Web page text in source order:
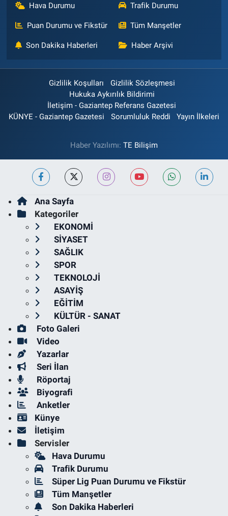
Hava Durumu Trafik Durumu
Puan Durumu ve Fikstür Tüm Manşetler
Son Dakika Haberleri Haber Arşivi
Gizlilik Koşulları
Gizlilik Sözleşmesi
Hukuka Aykırılık Bildirimi
İletişim - Gaziantep Referans Gazetesi
KÜNYE - Gaziantep Gazetesi
Sorumluluk Reddi Yayın İlkeleri
Haber Yazılımı: TE Bilişim
Ana Sayfa
Kategoriler
EKONOMİ
SİYASET
SAĞLIK
SPOR
TEKNOLOJİ
ASAYİŞ
EĞİTİM
KÜLTÜR - SANAT
Foto Galeri
Video
Yazarlar
Seri İlan
Röportaj
Biyografi
Anketler
Künye
İletişim
Servisler
Hava Durumu
Trafik Durumu
Süper Lig Puan Durumu ve Fikstür
Tüm Manşetler
Son Dakika Haberleri